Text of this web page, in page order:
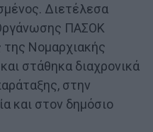
Διετέλεσα
ΠΑΣΟΚ
Νομαρχιακής
στάθηκα διαχρονικά
στην
και στον δημόσιο